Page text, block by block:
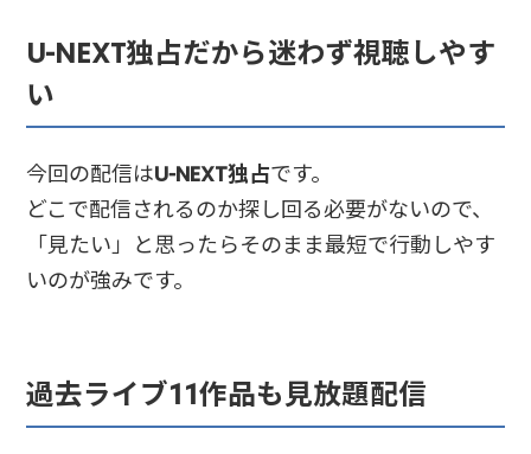
U-NEXT独占だから迷わず視聴しやす
い
今回の配信はU-NEXT独占です。
どこで配信されるのか探し回る必要がないので、
「見たい」と思ったらそのまま最短で行動しやす
いのが強みです。
過去ライブ11作品も見放題配信